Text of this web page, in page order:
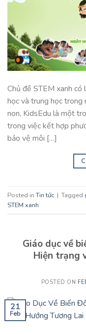
Chủ đề STEM xanh có
học và trung học trong
non, KidsEdu là một
trong việc kết hợp
bảo vệ môi […]
Posted inTin tức | Tagged
STEM xanh
Giáo dục về
Hiện trạng
POSTED ON
21
Feb